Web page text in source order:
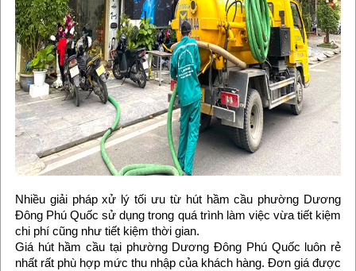
Nhiều giải pháp xử lý tối ưu từ hút hầm cầu phường Dương
Đông Phú Quốc sử dụng trong quá trình làm việc vừa tiết kiệm
chi phí cũng như tiết kiệm thời gian.
Giá hút hầm cầu tại phường Dương Đông Phú Quốc luôn rẻ
nhất rất phù hợp mức thu nhập của khách hàng. Đơn giá được